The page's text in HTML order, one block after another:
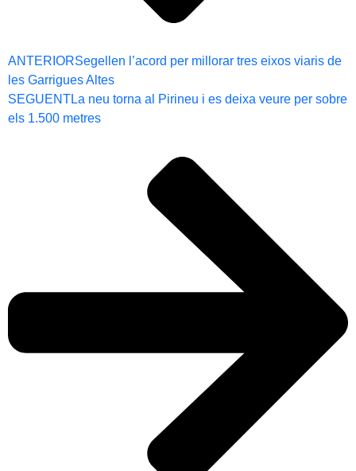
ANTERIORSegellen l’acord per millorar tres eixos viaris de
les Garrigues Altes
SEGUENTLa neu torna al Pirineu i es deixa veure per sobre
els 1.500 metres